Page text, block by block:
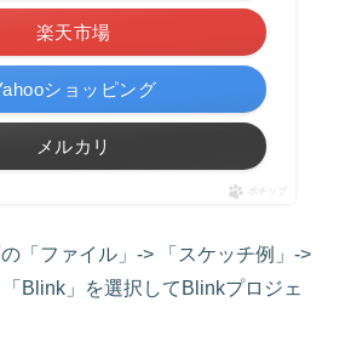
楽天市場
ショッピング
メルカリ
ポチップ
「ファイル」-> 「スケッチ例」->
「Blink」を選択してBlinkプロジェ